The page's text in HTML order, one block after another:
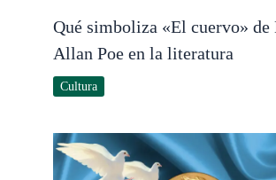
Qué simboliza «El cuervo» de
Allan Poe en la literatura
Cultura